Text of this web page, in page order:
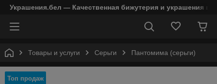
Украшения.бел — Качественная бижутерия и украшения в
Товары и услуги Серьги Пантомима (серьги)
Топ продаж